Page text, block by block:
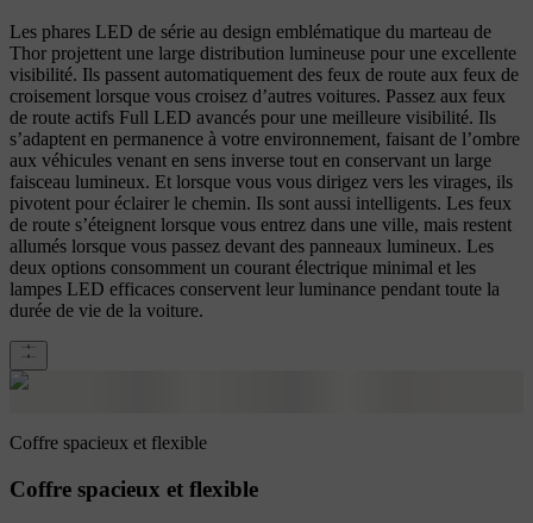
Les phares LED de série au design emblématique du marteau de
Thor projettent une large distribution lumineuse pour une excellente
visibilité. Ils passent automatiquement des feux de route aux feux de
croisement lorsque vous croisez d’autres voitures. Passez aux feux
de route actifs Full LED avancés pour une meilleure visibilité. Ils
s’adaptent en permanence à votre environnement, faisant de l’ombre
aux véhicules venant en sens inverse tout en conservant un large
faisceau lumineux. Et lorsque vous vous dirigez vers les virages, ils
pivotent pour éclairer le chemin. Ils sont aussi intelligents. Les feux
de route s’éteignent lorsque vous entrez dans une ville, mais restent
allumés lorsque vous passez devant des panneaux lumineux. Les
deux options consomment un courant électrique minimal et les
lampes LED efficaces conservent leur luminance pendant toute la
durée de vie de la voiture.
Coffre spacieux et flexible
Coffre spacieux et flexible